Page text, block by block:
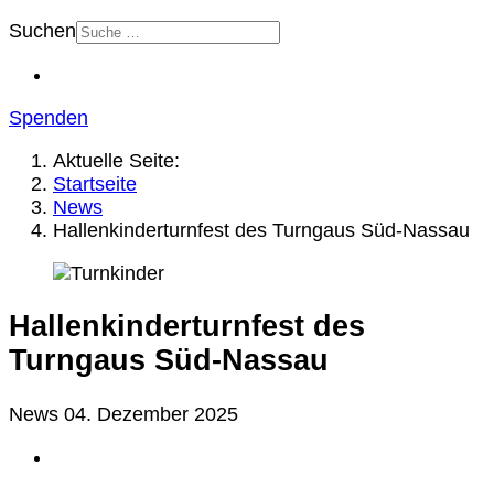
Suchen
Spenden
Aktuelle Seite:
Startseite
News
Hallenkinderturnfest des Turngaus Süd-Nassau
Hallenkinderturnfest des
Turngaus Süd-Nassau
News 04. Dezember 2025